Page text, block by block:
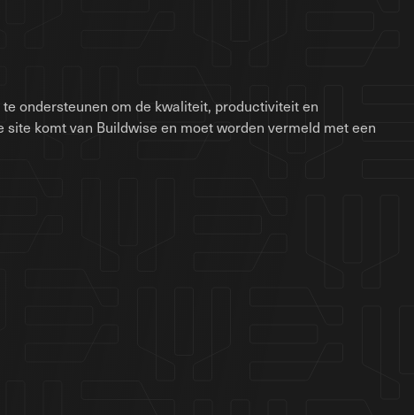
ondersteunen om de kwaliteit, productiviteit en
komt van Buildwise en moet worden vermeld met een